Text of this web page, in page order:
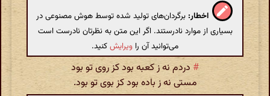
اخطار: برگردان‌های تولید شده توسط هوش مصنوعی در
بسیاری از موارد نادرستند. اگر این متن به نظرتان نادرست است
می‌توانید آن را ویرایشکنید.
# دردم نه ز کعبه بود کز روی تو بود
مستی نه ز باده بود کز بوی تو بود.